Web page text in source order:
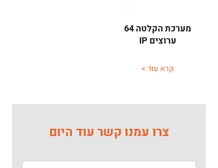
מערכת הקלטה 64
ערוצים IP
קרא עוד >
צרו עמנו קשר עוד היום